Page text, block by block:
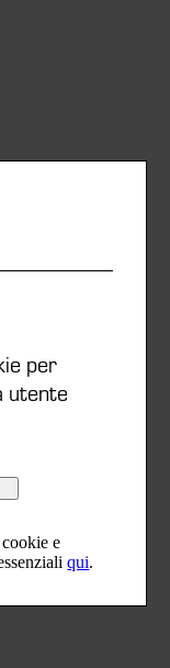
per
utente
e
qui.